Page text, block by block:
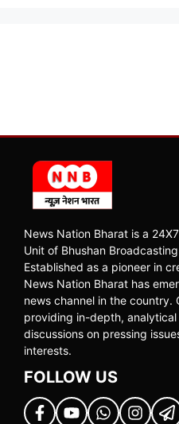
News Nation Bharat is a
Unit of Bhushan
Established as a pioneer in
News Nation Bharat has
news channel in the country.
providing in-depth,
discussions on pressing
interests.
FOLLOW US